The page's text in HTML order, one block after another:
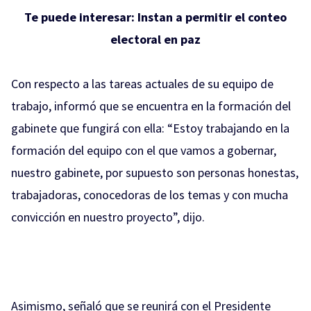
Te puede interesar: Instan a permitir el conteo
electoral en paz
Con respecto a las tareas actuales de su equipo de
trabajo, informó que se encuentra en la formación del
gabinete que fungirá con ella: “Estoy trabajando en la
formación del equipo con el que vamos a gobernar,
nuestro gabinete, por supuesto son personas honestas,
trabajadoras, conocedoras de los temas y con mucha
convicción en nuestro proyecto”, dijo.
Asimismo, señaló que se reunirá con el Presidente